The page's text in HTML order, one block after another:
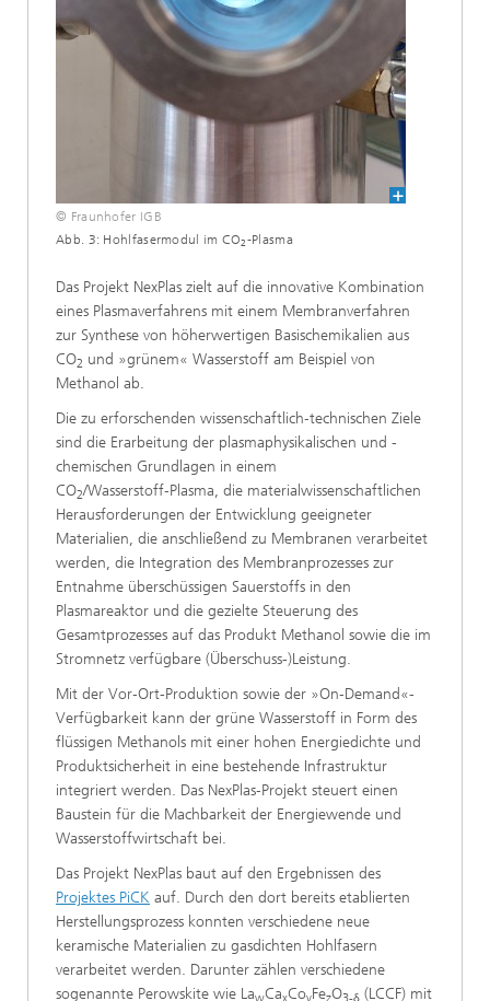
© Fraunhofer IGB
Abb. 3: Hohlfasermodul im CO2-Plasma
Das Projekt NexPlas zielt auf die innovative Kombination
eines Plasmaverfahrens mit einem Membranverfahren
zur Synthese von höherwertigen Basischemikalien aus
CO2 und »grünem« Wasserstoff am Beispiel von
Methanol ab.
Die zu erforschenden wissenschaftlich‑technischen Ziele
sind die Erarbeitung der plasmaphysikalischen und -
chemischen Grundlagen in einem
CO2/Wasserstoff‑Plasma, die materialwissenschaftlichen
Herausforderungen der Entwicklung geeigneter
Materialien, die anschließend zu Membranen verarbeitet
werden, die Integration des Membranprozesses zur
Entnahme überschüssigen Sauerstoffs in den
Plasmareaktor und die gezielte Steuerung des
Gesamtprozesses auf das Produkt Methanol sowie die im
Stromnetz verfügbare (Überschuss-)Leistung.
Mit der Vor‑Ort-Produktion sowie der »On‑Demand«-
Verfügbarkeit kann der grüne Wasserstoff in Form des
flüssigen Methanols mit einer hohen Energiedichte und
Produktsicherheit in eine bestehende Infrastruktur
integriert werden. Das NexPlas‑Projekt steuert einen
Baustein für die Machbarkeit der Energiewende und
Wasserstoffwirtschaft bei.
Das Projekt NexPlas baut auf den Ergebnissen des
Projektes PiCK auf. Durch den dort bereits etablierten
Herstellungsprozess konnten verschiedene neue
keramische Materialien zu gasdichten Hohlfasern
verarbeitet werden. Darunter zählen verschiedene
sogenannte Perowskite wie LawCaxCoyFezO3-δ (LCCF) mit